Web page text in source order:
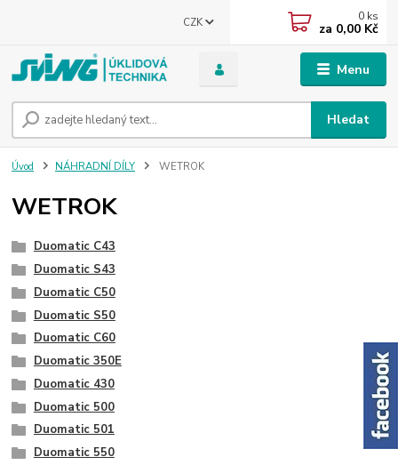
Menu
CZK
Hledat
0 ks
za 0,00 Kč
Úvod NÁHRADNÍ DÍLY WETROK
WETROK
Duomatic C43
Duomatic S43
Duomatic C50
Duomatic S50
Duomatic C60
Duomatic 350E
Duomatic 430
Duomatic 500
Duomatic 501
Duomatic 550